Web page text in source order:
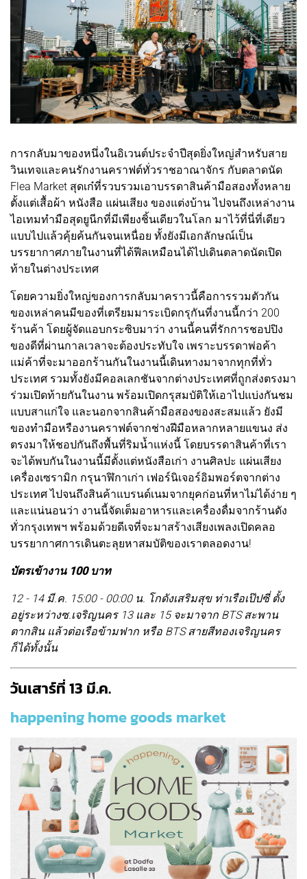
การกลับมาของหนึ่งในอิเวนต์ประจำปีสุดยิ่งใหญ่สำหรับสาย
วินเทจและคนรักงานคราฟต์ทั่วราชอาณาจักร กับตลาดนัด
Flea Market สุดเก๋ที่รวบรวมเอาบรรดาสินค้ามือสองทั้งหลาย
ตั้งแต่เสื้อผ้า หนังสือ แผ่นเสียง ของแต่งบ้าน ไปจนถึงเหล่างาน
ไอเทมทำมือสุดยูนีกที่มีเพียงชิ้นเดียวในโลก มาไว้ที่นี่ที่เดียว
แบบไปแล้วคุ้ยค้นกันจนเหนื่อย ทั้งยังมีเอกลักษณ์เป็น
บรรยากาศภายในงานที่ได้ฟีลเหมือนได้ไปเดินตลาดนัดเปิด
ท้ายในต่างประเทศ
โดยความยิ่งใหญ่ของการกลับมาคราวนี้คือการรวมตัวกัน
ของเหล่าคนมีของที่เตรียมมาระเบิดกรุกันที่งานนี้กว่า 200
ร้านค้า โดยผู้จัดแอบกระซิบมาว่า งานนี้คนที่รักการชอปปิง
ของดีที่ผ่านกาลเวลาจะต้องประทับใจ เพราะบรรดาพ่อค้า
แม่ค้าที่จะมาออกร้านกันในงานนี้เดินทางมาจากทุกที่ทั่ว
ประเทศ รวมทั้งยังมีคอลเลกชันจากต่างประเทศที่ถูกส่งตรงมา
ร่วมเปิดท้ายกันในงาน พร้อมเปิดกรุสมบัติให้เอาไปแบ่งกันชม
แบบสาแก่ใจ และนอกจากสินค้ามือสองของสะสมแล้ว ยังมี
ของทำมือหรืองานคราฟต์จากช่างฝีมือหลากหลายแขนง ส่ง
ตรงมาให้ชอปกันถึงพื้นที่ริมน้ำแห่งนี้ โดยบรรดาสินค้าที่เรา
จะได้พบกันในงานนี้มีตั้งแต่หนังสือเก่า งานศิลปะ แผ่นเสียง
เครื่องเซรามิก กรุนาฬิกาเก่า เฟอร์นิเจอร์อิมพอร์ตจากต่าง
ประเทศ ไปจนถึงสินค้าแบรนด์เนมจากยุคก่อนที่หาไม่ได้ง่าย ๆ
และแน่นอนว่า งานนี้จัดเต็มอาหารและเครื่องดื่มจากร้านดัง
ทั่วกรุงเทพฯ พร้อมด้วยดีเจที่จะมาสร้างเสียงเพลงเปิดคลอ
บรรยากาศการเดินตะลุยหาสมบัติของเราตลอดงาน!
บัตรเข้างาน 100 บาท
12 - 14 มี.ค. 15:00 - 00:00 น. โกดังเสริมสุข ท่าเรือเป๊ปซี่ ตั้ง
อยู่ระหว่างซ.เจริญนคร 13 และ 15 จะมาจาก BTS สะพาน
ตากสิน แล้วต่อเรือข้ามฟาก หรือ BTS สายสีทองเจริญนคร
ก็ได้ทั้งนั้น
วันเสาร์ที่ 13 มี.ค.
happening home goods market